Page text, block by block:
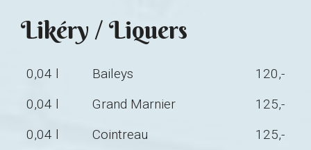
Likéry / Liquers
0,04 l Baileys
120,-
0,04 l
Grand Marnier
125,-
0,04 l
Cointreau 125,-